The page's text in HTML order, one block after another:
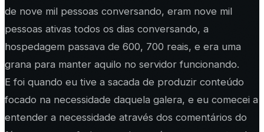
de nove mil pessoas conversando, eram nove mil
pessoas ativas todos os dias conversando, a
hospedagem passava de 600, 700 reais, e era uma
grana para manter aquilo no servidor funcionando.
E foi quando eu tive a sacada de produzir conteúdo
focado na necessidade daquela galera, e eu comecei a
entender a necessidade através dos comentários do